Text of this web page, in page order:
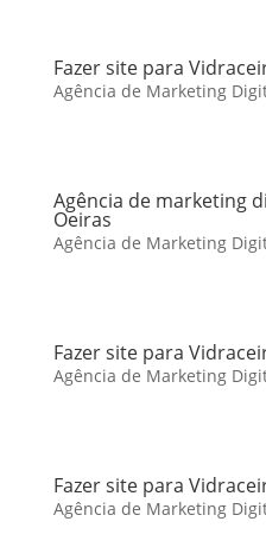
Fazer site para
Agência de Marketing
Agência de marketing
Oeiras
Agência de Marketing
Fazer site para
Agência de Marketing
Fazer site para
Agência de Marketing